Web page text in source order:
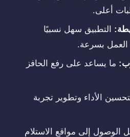
أعلى.
التطبيق سهل نسبيًا
بسرعة.
ما يساعد على رفع الحافز
الأداء وتطوير تجربة
الوصول إلى مواقع الاستلام